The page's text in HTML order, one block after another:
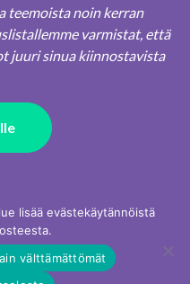
teemoista noin kerran
varmistat, että
juuri sinua kiinnostavista
lisää evästekäytännöistä
välttämättömät